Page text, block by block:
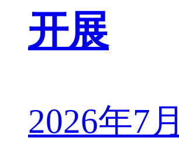
开展
2026年7